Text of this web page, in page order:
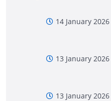
14 January 2026
13 January 2026
13 January 2026